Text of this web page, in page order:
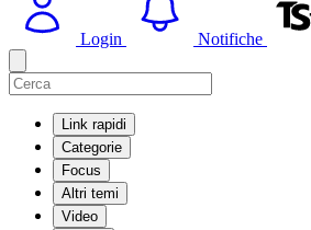
Login Notifiche
Link rapidi
Categorie
Focus
Altri temi
Video